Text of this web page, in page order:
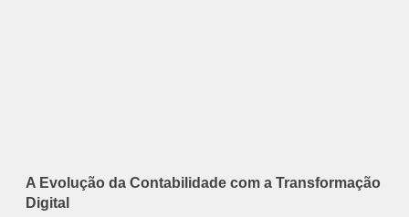
A Evolução da Contabilidade com a Transformação
Digital